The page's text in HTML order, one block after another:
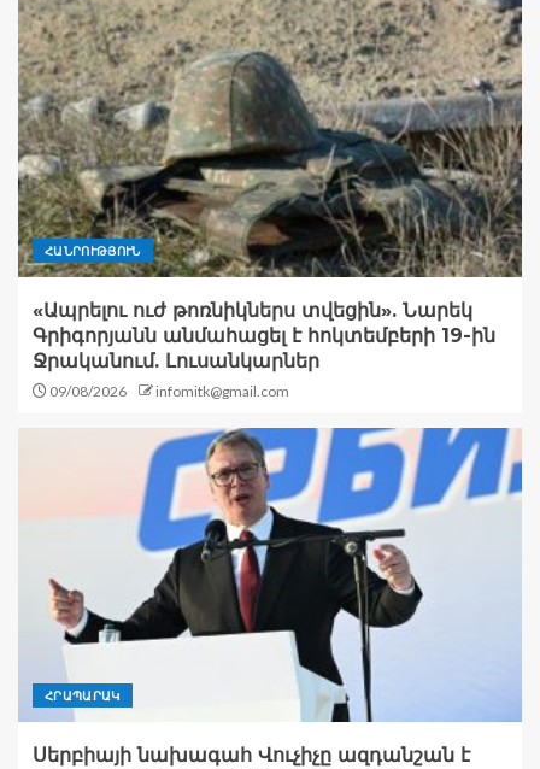
ՀԱՆՐՈՒԹՅՈՒՆ
«Ապրելու ուժ թոռնիկներս տվեցին». Նարեկ
Գրիգորյանն անմահացել է հոկտեմբերի 19-ին
Ջրականում. Լուսանկարներ
09/08/2026 infomitk@gmail.com
ՀՐԱՊԱՐԱԿ
Սերբիայի նախագահ Վուչիչը ազդանշան է